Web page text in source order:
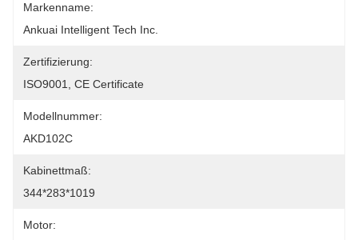
Markenname:
Ankuai Intelligent Tech Inc.
Zertifizierung:
ISO9001, CE Certificate
Modellnummer:
AKD102C
Kabinettmaß:
344*283*1019
Motor: